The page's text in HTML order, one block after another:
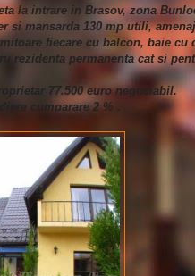
la intrare in Brasov, zona
si mansarda 130 mp utili,
fiecare cu balcon, baie
rezidenta permanenta cat si
77.500 euro negociabil.
cumparare 2 % .